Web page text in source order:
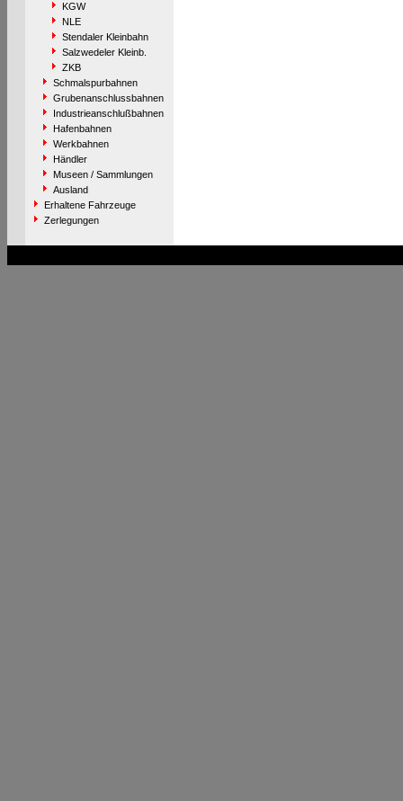
KGW
NLE
Stendaler Kleinbahn
Salzwedeler Kleinb.
ZKB
Schmalspurbahnen
Grubenanschlussbahnen
Industrieanschlußbahnen
Hafenbahnen
Werkbahnen
Händler
Museen / Sammlungen
Ausland
Erhaltene Fahrzeuge
Zerlegungen